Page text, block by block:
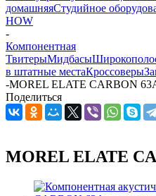
домашняяСтудийное
HOW
-
Компонентная
ТвитерыМидбасы
в штатные местаКроссоверы
-MOREL ELATE CARBON
Поделиться
MOREL ELATE